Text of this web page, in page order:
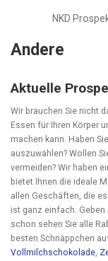
NKD
Andere
Aktuelle
Wir brauchen Sie nicht
Essen für Ihren Körper
machen kann. Haben
auszuwählen? Wollen
vermeiden? Wir haben
bietet Ihnen die ideale
allen Geschäften, die
ist ganz einfach. Geben
schon sehen Sie alle
besten Schnäppchen
Vollmilchschokolade,